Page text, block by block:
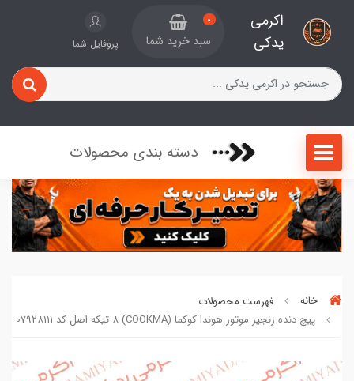
اکرمی
یدکی
0
سبد خرید شما پروفایل شما
دسته بندی محصولات
خانه
فهرست محصولات
پیچ دنده زنجیر موتور هوندا کوکما (COOKMA) 8 تیکه اصل کد 07928111